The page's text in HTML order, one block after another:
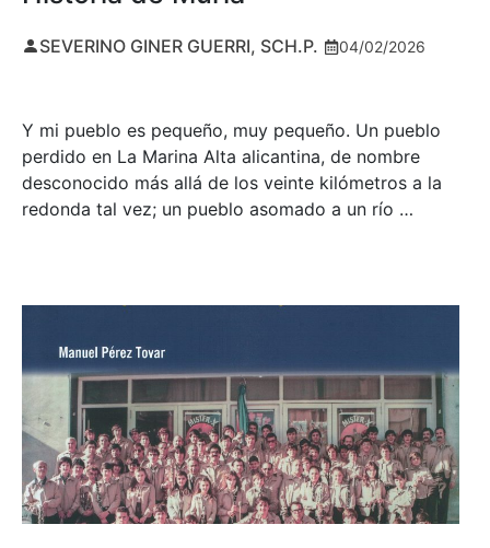
SEVERINO GINER GUERRI, SCH.P. 04/02/2026
Y mi pueblo es pequeño, muy pequeño. Un pueblo
perdido en La Marina Alta alicantina, de nombre
desconocido más allá de los veinte kilómetros a la
redonda tal vez; un pueblo asomado a un río …